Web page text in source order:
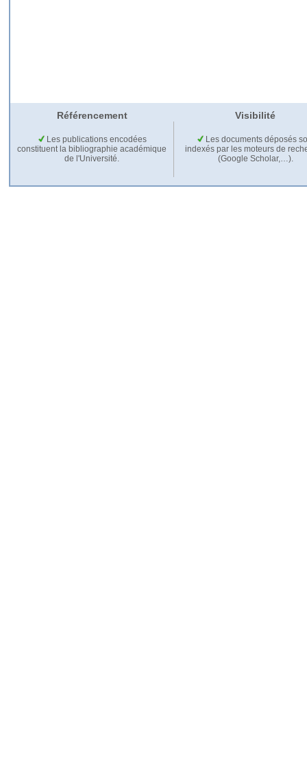
Référencement Visibilité
Les publications encodées
constituent la bibliographie académique
de l'Université.
Les documents déposés
indexés par les moteurs de
(Google Scholar,…).